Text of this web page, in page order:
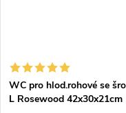
WC pro hlod.rohové se
L Rosewood 42x30x21cm